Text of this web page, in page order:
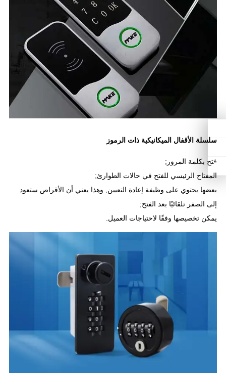
سلسلة الأقفال الميكانيكية ذات الرموز
فتح بكلمة المرور;
المفتاح الرئيسي للفتح في حالات الطوارئ;
بعضها يحتوي على وظيفة إعادة التعيين, وهذا يعني أن الأقراص ستعود
إلى الصفر تلقائيًا بعد الفتح;
يمكن تخصيصها وفقًا لاحتياجات العميل.